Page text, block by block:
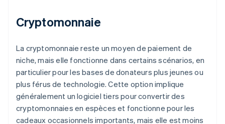
Cryptomonnaie
La cryptomonnaie reste un moyen de paiement de
niche, mais elle fonctionne dans certains scénarios, en
particulier pour les bases de donateurs plus jeunes ou
plus férus de technologie. Cette option implique
généralement un logiciel tiers pour convertir des
cryptomonnaies en espèces et fonctionne pour les
cadeaux occasionnels importants, mais elle est moins